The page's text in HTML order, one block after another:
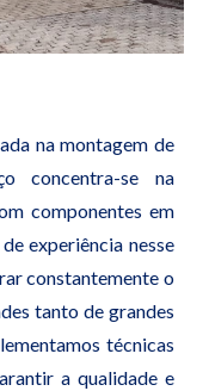
na montagem de
concentra-se na
componentes em
experiência nesse
constantemente o
tanto de grandes
técnicas
a qualidade e